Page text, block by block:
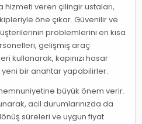
hizmeti veren çilingir ustaları,
öne çıkar. Güvenilir ve
problemlerini en kısa
gelişmiş araç
kullanarak, kapınızı hasar
bir anahtar yapabilirler.
büyük önem verir.
acil durumlarınızda da
süreleri ve uygun fiyat